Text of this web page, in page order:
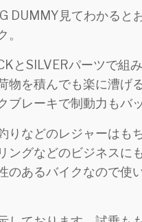
DUMMY見てわかると
。
とSILVERパーツで組み
物を積んでも楽に漕げ
ブレーキで制動力もバッ
りなどのレジャーはも
ングなどのビジネスに
のあるバイクなので使